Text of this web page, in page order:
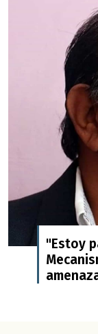
"Estoy